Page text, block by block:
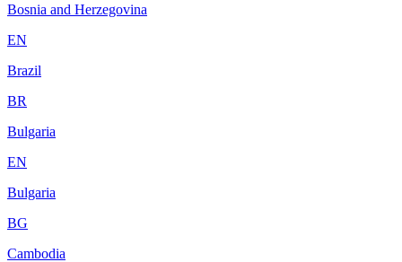
Bosnia and Herzegovina
EN
Brazil
BR
Bulgaria
EN
Bulgaria
BG
Cambodia